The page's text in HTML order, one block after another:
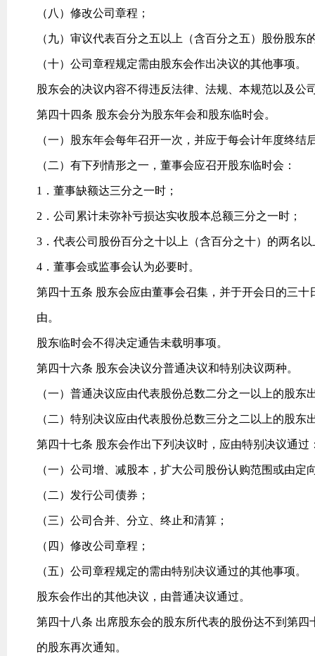
（八）修改公司章程；
（九）审议代表百分之五以上（含百分之五）股份股东
（十）公司章程规定需由股东会作出决议的其他事项。
股东会的决议内容不得违反法律、法规、本规范以及公
第四十四条 股东会分为股东年会和股东临时会。
（一）股东年会每年召开一次，并应于每会计年度终结
（二）有下列情形之一，董事会应召开股东临时会：
1．董事缺额达三分之一时；
2．公司累计未弥补亏损达实收股本总额三分之一时；
3．代表公司股份百分之十以上（含百分之十）的两名
4．董事会或监事会认为必要时。
第四十五条 股东会应由董事会召集，并于开会日的三
由。
股东临时会不得决定通告未载明事项。
第四十六条 股东会决议分普通决议和特别决议两种。
（一）普通决议应由代表股份总数二分之一以上的股
（二）特别决议应由代表股份总数三分之二以上的股
第四十七条 股东会作出下列决议时，应由特别决议通过
（一）公司增、减股本，扩大公司股份认购范围或由
（二）发行公司债券；
（三）公司合并、分立、终止和清算；
（四）修改公司章程；
（五）公司章程规定的需由特别决议通过的其他事项。
股东会作出的其他决议，由普通决议通过。
第四十八条 出席股东会的股东所代表的股份达不到第
的股东再次通知。